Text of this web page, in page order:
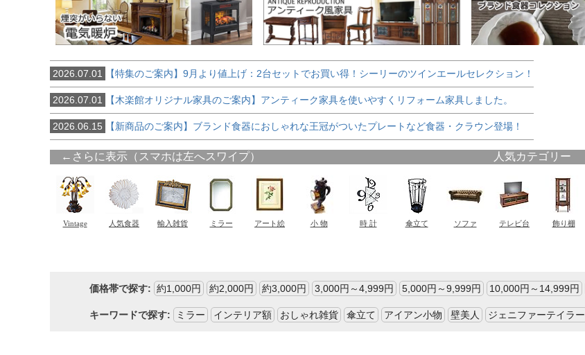
2026.07.01 【特集のご案内】9月より値上げ：2台セットでお買い得！シーリーのツインエールセレクション！
2026.07.01 【木楽館オリジナル家具のご案内】アンティーク家具を使いやすくリフォーム家具しました。
2026.06.15 【新商品のご案内】ブランド食器におしゃれな王冠がついたプレートなど食器・クラウン登場！
価格帯で探す: 約1,000円 約2,000円 約3,000円 3,000円～4,999円 5,000円～9,999円 10,000円～14,999円
キーワードで探す: ミラー インテリア額 おしゃれ雑貨 傘立て アイアン小物 壁美人 ジェニファーテイラー